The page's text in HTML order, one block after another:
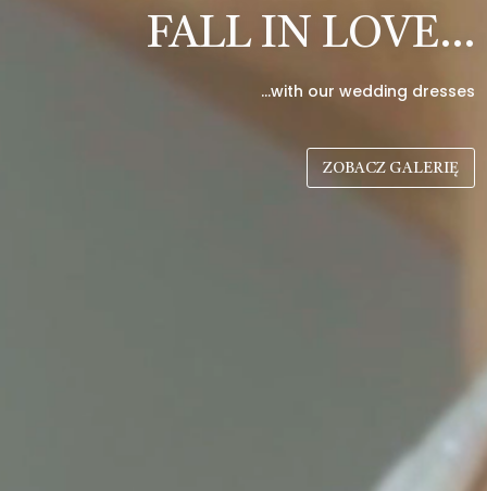
FALL IN LOVE…
…with our wedding dresses
ZOBACZ GALERIĘ